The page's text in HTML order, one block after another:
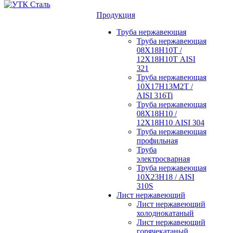
Продукция
Труба нержавеющая
Труба нержавеющая
08Х18Н10Т /
12Х18Н10Т AISI
321
Труба нержавеющая
10Х17Н13М2Т /
AISI 316Ti
Труба нержавеющая
08Х18Н10 /
12Х18Н10 AISI 304
Труба нержавеющая
профильная
Труба
электросварная
Труба нержавеющая
10Х23Н18 / AISI
310S
Лист нержавеющий
Лист нержавеющий
холоднокатаный
Лист нержавеющий
горячекатаный